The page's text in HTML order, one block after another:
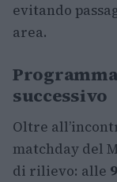
evitando
area.
successivo
Oltre
matchday del
di rilievo: alle